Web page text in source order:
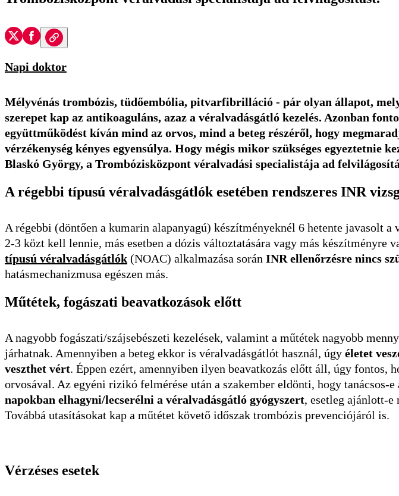
Napi doktor
Mélyvénás trombózis, tüdőembólia, pitvarfibrilláció - pár olyan állapot,
szerepet kap az antikoaguláns, azaz a véralvadásgátló kezelés. Azonban
együttműködést kíván mind az orvos, mind a beteg részéről, hogy
vérzékenység kényes egyensúlya. Hogy mégis mikor szükséges egyeztetnie
Blaskó György, a Trombózisközpont véralvadási specialistája ad
A régebbi típusú véralvadásgátlók esetében rendszeres INR
A régebbi (döntően a kumarin alapanyagú) készítményeknél 6 hetente javasolt
2-3 közt kell lennie, más esetben a dózis változtatására vagy más készítményre
típusú véralvadásgátlók (NOAC) alkalmazása során INR ellenőrzésre nincs
hatásmechanizmusa egészen más.
Műtétek, fogászati beavatkozások előtt
A nagyobb fogászati/szájsebészeti kezelések, valamint a műtétek nagyobb
járhatnak. Amennyiben a beteg ekkor is véralvadásgátlót használ, úgy életet
veszthet vért. Éppen ezért, amennyiben ilyen beavatkozás előtt áll, úgy fontos,
orvosával. Az egyéni rizikó felmérése után a szakember eldönti, hogy tanácsos-e
napokban elhagyni/lecserélni a véralvadásgátló gyógyszert, esetleg ajánlott-e
Továbbá utasításokat kap a műtétet követő időszak trombózis prevenciójáról is.
Vérzéses esetek